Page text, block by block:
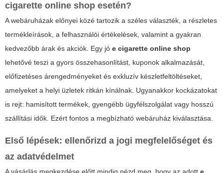
cigarette online shop esetén?
A webáruházak előnyei közé tartozik a széles választék, a részletes
termékleírások, a felhasználói értékelések, valamint a gyakran
kedvezőbb árak és akciók. Egy jó e cigarette online shop
lehetővé teszi a gyors összehasonlítást, kuponok alkalmazását,
előfizetéses árengedményeket és exkluzív készletfeltöltéseket,
amelyeket a helyi üzletek ritkán kínálnak. Ugyanakkor kockázatokat
is rejt: hamisított termékek, gyengébb ügyfélszolgálat vagy hosszú
szállítási idők. Ezért fontos a megbízható webáruház kiválasztása.
Első lépések: ellenőrizd a jogi megfelelőséget és
az adatvédelmet